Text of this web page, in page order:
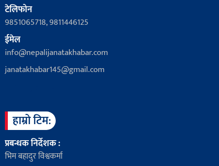
टेलिफोन
9851065718, 9811446125
ईमेल
info@nepalijanatakhabar.com
janatakhabar145@gmail.com
हाम्रो टिम:
प्रबन्धक निर्देशक :
भिम बहादुर विश्वकर्मा